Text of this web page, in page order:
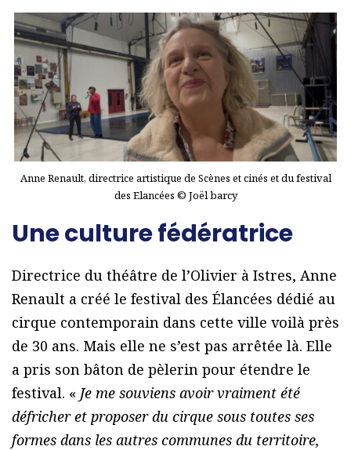
Anne Renault, directrice artistique de Scènes et cinés et du festival
des Elancées © Joël barcy
Une culture fédératrice
Directrice du théâtre de l’Olivier à Istres, Anne
Renault a créé le festival des Élancées dédié au
cirque contemporain dans cette ville voilà près
de 30 ans. Mais elle ne s’est pas arrêtée là. Elle
a pris son bâton de pèlerin pour étendre le
festival. « Je me souviens avoir vraiment été
défricher et proposer du cirque sous toutes ses
formes dans les autres communes du territoire,